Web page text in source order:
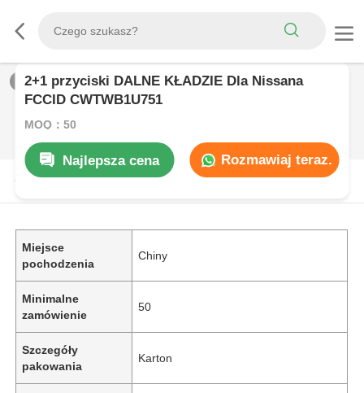
/0
2+1 przyciski DALNE KŁADZIE Dla Nissana
FCCID CWTWB1U751
MOQ：50
Najlepsza cena
Rozmawiaj teraz.
OPIS PRODUKTU
Miejsce
pochodzenia
Chiny
Minimalne
zamówienie
50
Szczegóły
pakowania
Karton